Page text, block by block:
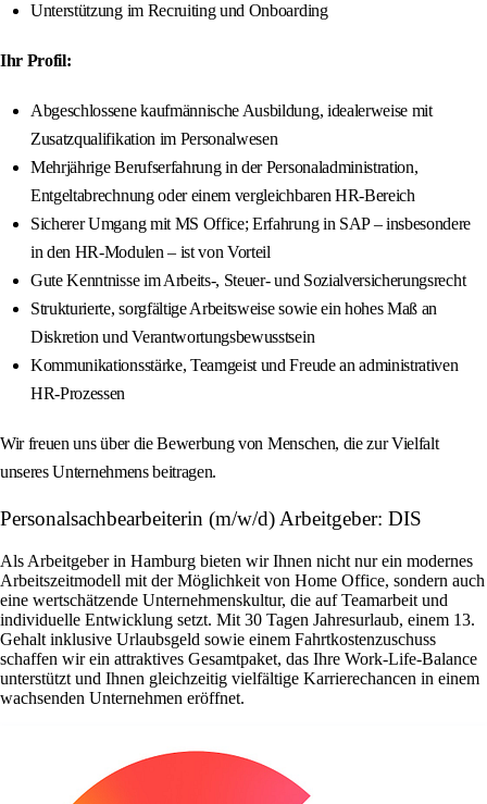
Unterstützung im Recruiting und Onboarding
Ihr Profil:
Abgeschlossene kaufmännische Ausbildung, idealerweise mit
Zusatzqualifikation im Personalwesen
Mehrjährige Berufserfahrung in der Personaladministration,
Entgeltabrechnung oder einem vergleichbaren HR-Bereich
Sicherer Umgang mit MS Office; Erfahrung in SAP – insbesondere
in den HR‑Modulen – ist von Vorteil
Gute Kenntnisse im Arbeits-, Steuer- und Sozialversicherungsrecht
Strukturierte, sorgfältige Arbeitsweise sowie ein hohes Maß an
Diskretion und Verantwortungsbewusstsein
Kommunikationsstärke, Teamgeist und Freude an administrativen
HR-Prozessen
Wir freuen uns über die Bewerbung von Menschen, die zur Vielfalt
unseres Unternehmens beitragen.
Personalsachbearbeiterin (m/w/d) Arbeitgeber: DIS
Als Arbeitgeber in Hamburg bieten wir Ihnen nicht nur ein modernes
Arbeitszeitmodell mit der Möglichkeit von Home Office, sondern auch
eine wertschätzende Unternehmenskultur, die auf Teamarbeit und
individuelle Entwicklung setzt. Mit 30 Tagen Jahresurlaub, einem 13.
Gehalt inklusive Urlaubsgeld sowie einem Fahrtkostenzuschuss
schaffen wir ein attraktives Gesamtpaket, das Ihre Work-Life-Balance
unterstützt und Ihnen gleichzeitig vielfältige Karrierechancen in einem
wachsenden Unternehmen eröffnet.